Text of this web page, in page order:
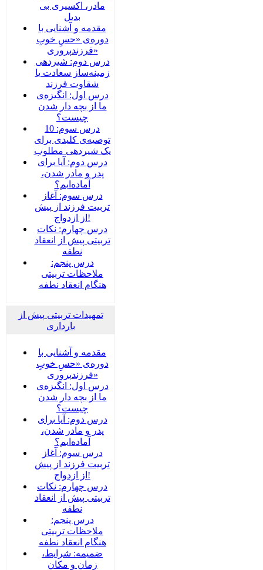
مادر، اکسیری بی
بدیل
مقدمه و آشنایی با
دوره‌ی «حسِ خوبِ
فرزندپروری»
درس دوم: شیردهی
زمینه‌ساز سعادت یا
شقاوت فرزند
درس اول: انگیزه‌ی
ما از بچه دار شدن
چیست؟
درس سوم: 10
توصیه‌ی کلیدی برای
یک شیردهی مطلوب
درس دوم: آیا برای
پدر و مادر شدن،
آماده‌ایم؟
درس سوم: آغاز
تربیت فرزند از پیش
از ازدواج!
درس چهارم: نکات
تربیتی پیش از انعقاد
نطفه
درس پنجم:
ملاحظات تربیتی
هنگام انعقاد نطفه
تمهیدات تربیتی پیش از
بارداری
مقدمه و آشنایی با
دوره‌ی «حسِ خوبِ
فرزندپروری»
درس اول: انگیزه‌ی
ما از بچه دار شدن
چیست؟
درس دوم: آیا برای
پدر و مادر شدن،
آماده‌ایم؟
درس سوم: آغاز
تربیت فرزند از پیش
از ازدواج!
درس چهارم: نکات
تربیتی پیش از انعقاد
نطفه
درس پنجم:
ملاحظات تربیتی
هنگام انعقاد نطفه
ضمیمه‌: شرایط،
زمان و مکان